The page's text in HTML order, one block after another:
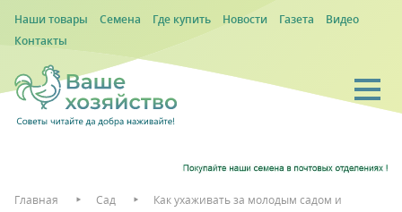
Наши товары Семена Где купить Новости Газета
Видео
Контакты
Главная Сад
Как ухаживать за молодым садом и